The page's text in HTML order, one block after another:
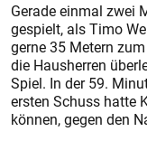
Gerade einmal zwei
gespielt, als Timo
gerne 35 Metern
die Hausherren
Spiel. In der 59.
ersten Schuss hatte
können, gegen den